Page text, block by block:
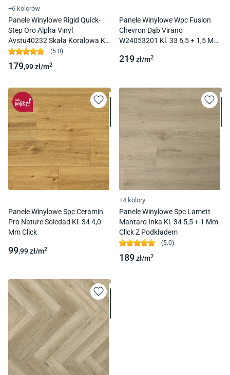
+6 kolorów
Panele Winylowe Rigid Quick-
Step Oro Alpha Vinyl
Avstu40232 Skała Koralowa Kl.
33 4,0 + 1 Mm Click Z
Podkładem
(5.0)
179,99zł/m2
Panele Winylowe Wpc Fusion
Chevron Dąb Virano
W24053201 Kl. 33 6,5 + 1,5 Mm
Multipanel
219zł/m2
Panele Winylowe Spc Ceramin
Pro Nature Soledad Kl. 34 4,0
Mm Click
99,99zł/m2
+4 kolory
Panele Winylowe Spc Lamett
Mantaro Inka Kl. 34 5,5 + 1 Mm
Click Z Podkładem
(5.0)
189zł/m2